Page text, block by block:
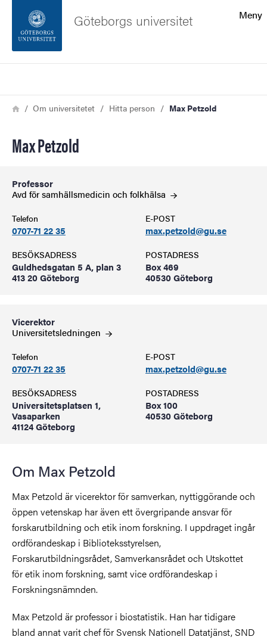
Sidfoten
Meny
Göteborgs universitet
Länkstig
HemOm universitetet Hitta person Max Petzold
Max Petzold
Professor
Avd för samhällsmedicin och folkhälsa
Telefon
0707-71 22 35
E-POST
max.petzold@gu.se
BESÖKSADRESS
Guldhedsgatan 5 A, plan 3
413 20 Göteborg
POSTADRESS
Box 469
40530 Göteborg
Vicerektor
Universitetsledningen
Telefon
0707-71 22 35
E-POST
max.petzold@gu.se
BESÖKSADRESS
Universitetsplatsen 1,
Vasaparken
41124 Göteborg
POSTADRESS
Box 100
40530 Göteborg
Om Max Petzold
Max Petzold är vicerektor för samverkan, nyttiggörande och
öppen vetenskap har även ett övergripande ansvar för
forskarutbildning och etik inom forskning. I uppdraget ingår
ordförandeskap i Biblioteksstyrelsen,
Forskarutbildningsrådet, Samverkansrådet och Utskottet
för etik inom forskning, samt vice ordförandeskap i
Forskningsnämnden.
Max Petzold är professor i biostatistik. Han har tidigare
bland annat varit chef för Svensk Nationell Datatjänst, SND